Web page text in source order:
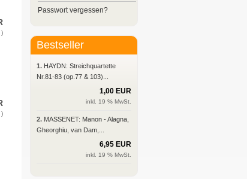
)
)
Passwort vergessen?
Bestseller
1. HAYDN: Streichquartette
Nr.81-83 (op.77 & 103)...
1,00 EUR
inkl. 19 % MwSt.
2. MASSENET: Manon - Alagna,
Gheorghiu, van Dam,...
6,95 EUR
inkl. 19 % MwSt.